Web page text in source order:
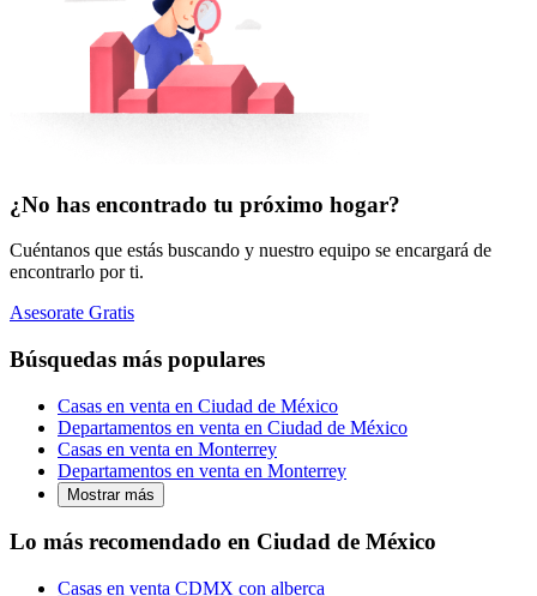
¿No has encontrado tu próximo hogar?
Cuéntanos que estás buscando y nuestro equipo se encargará de
encontrarlo por ti.
Asesorate Gratis
Búsquedas más populares
Casas en venta en Ciudad de México
Departamentos en venta en Ciudad de México
Casas en venta en Monterrey
Departamentos en venta en Monterrey
Mostrar más
Lo más recomendado en Ciudad de México
Casas en venta CDMX con alberca